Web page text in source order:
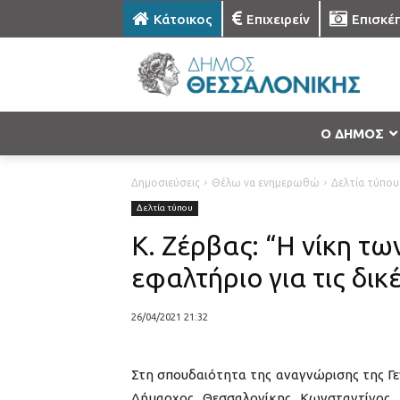
Κάτοικος Επιχειρείν
Ο ΔΗΜΟΣ
Δημοσιεύσεις Θέλω να ενημερωθώ Δελτία τύπου
Δελτία τύπου
Κ. Ζέρβας: “Η νίκη
εφαλτήριο για τις
26/04/2021 21:32
Στη σπουδαιότητα της αναγνώρισης της